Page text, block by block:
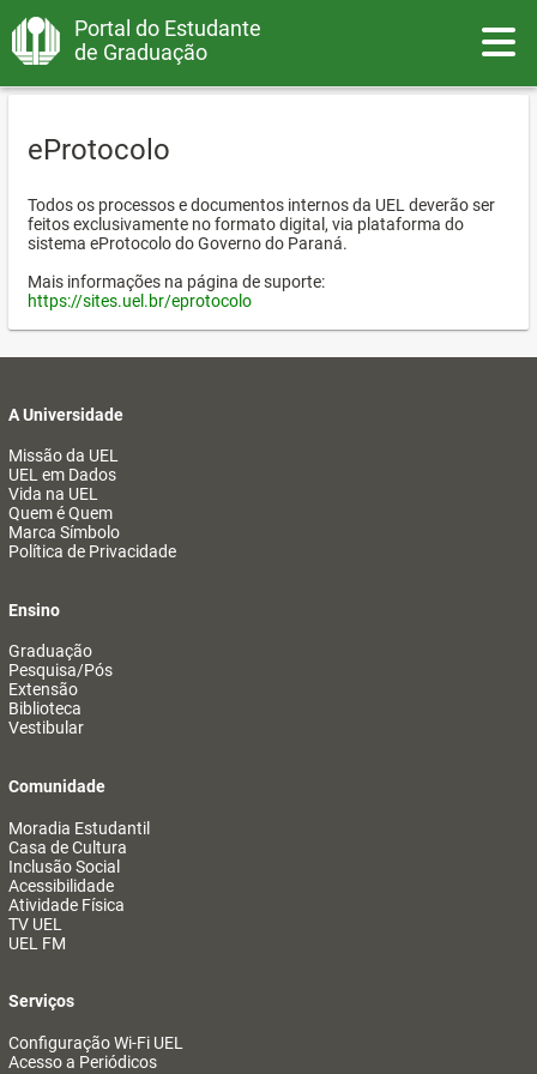
Portal do Estudante
de Graduação
eProtocolo
Todos os processos e documentos internos da UEL deverão ser
feitos exclusivamente no formato digital, via plataforma do
sistema eProtocolo do Governo do Paraná.
Mais informações na página de suporte:
https://sites.uel.br/eprotocolo
A Universidade
Missão da UEL
UEL em Dados
Vida na UEL
Quem é Quem
Marca Símbolo
Política de Privacidade
Ensino
Graduação
Pesquisa/Pós
Extensão
Biblioteca
Vestibular
Comunidade
Moradia Estudantil
Casa de Cultura
Inclusão Social
Acessibilidade
Atividade Física
TV UEL
UEL FM
Serviços
Configuração Wi-Fi UEL
Acesso a Periódicos